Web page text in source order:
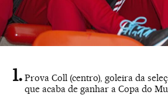
Prova Coll (centro), goleira da
que acaba de ganhar a Copa do